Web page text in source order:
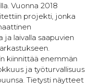
Vuonna 2018
projekti, jonka
laivalla saapuvien
kiinnittää enemmän
ja työturvallisuus
Tietysti näytteet